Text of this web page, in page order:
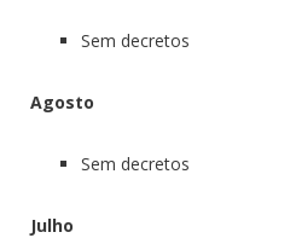
Sem decretos
Agosto
Sem decretos
Julho